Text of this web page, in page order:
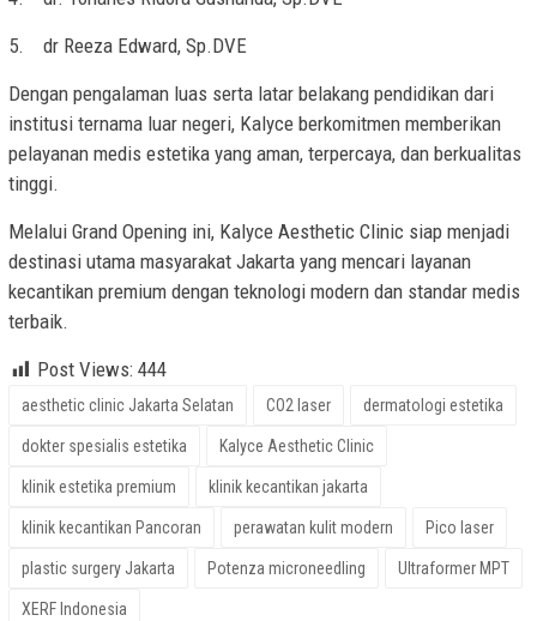
5. dr Reeza Edward, Sp.DVE
Dengan pengalaman luas serta latar belakang pendidikan dari
institusi ternama luar negeri, Kalyce berkomitmen memberikan
pelayanan medis estetika yang aman, terpercaya, dan berkualitas
tinggi.
Melalui Grand Opening ini, Kalyce Aesthetic Clinic siap menjadi
destinasi utama masyarakat Jakarta yang mencari layanan
kecantikan premium dengan teknologi modern dan standar medis
terbaik.
Post Views: 444
aesthetic clinic Jakarta Selatan CO2 laser dermatologi estetika
dokter spesialis estetika Kalyce Aesthetic Clinic
klinik estetika premium klinik kecantikan jakarta
klinik kecantikan Pancoran perawatan kulit modern Pico laser
plastic surgery Jakarta Potenza microneedling Ultraformer MPT
XERF Indonesia